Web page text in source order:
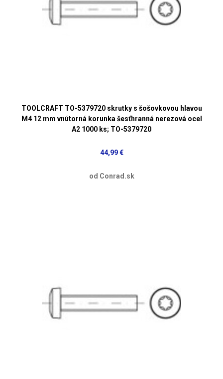
TOOLCRAFT TO-5379720 skrutky s šošovkovou hlavou
M4 12 mm vnútorná korunka šesťhranná nerezová ocel
A2 1000 ks; TO-5379720
44,99 €
od Conrad.sk